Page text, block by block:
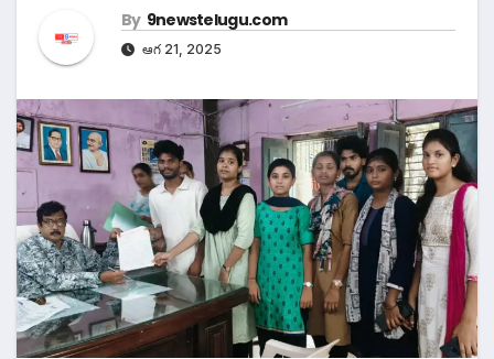
By 9newstelugu.com
ఆగ 21, 2025